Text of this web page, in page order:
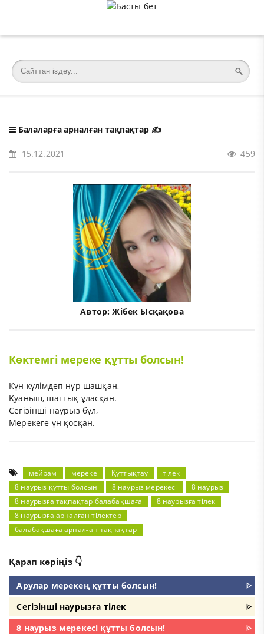
Балаларға арналған тақпақтар✍️
15.12.2021 459
Автор:Жібек Ысқақова
Көктемгі мереке құтты болсын!
Күн күлімдеп нұр шашқан,
Қуаныш, шаттық ұласқан.
Сегізінші наурыз бұл,
Мерекеге үн қосқан.
мейрам мереке Құттықтау
тілек
8 наурыз құтты болсын
8 наурыз мерекесі
8 наурыз
8 наурызға тақпақтар балабақшаға
8 наурызға тілек
8 наурызға арналған тілектер
балабақшаға арналған тақпақтар
Қарап көріңіз 👇
Арулар мерекең құтты болсын!
ᐈ
Сегізінші наурызға тілек
ᐈ
8 наурыз мерекесі құтты болсын!
ᐈ